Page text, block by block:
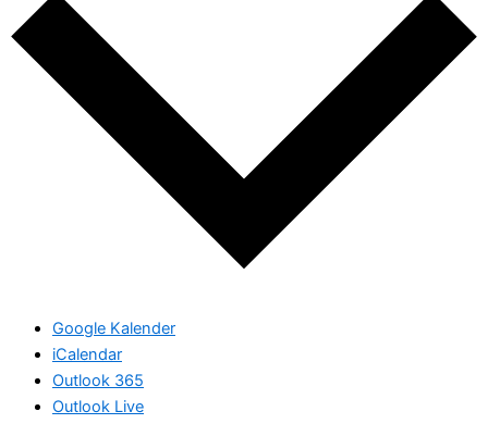
Google Kalender
iCalendar
Outlook 365
Outlook Live